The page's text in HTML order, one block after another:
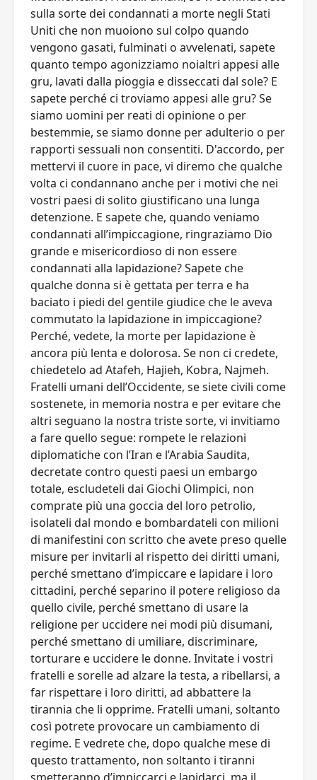
sulla sorte dei condannati a morte negli Stati
Uniti che non muoiono sul colpo quando
vengono gasati, fulminati o avvelenati, sapete
quanto tempo agonizziamo noialtri appesi alle
gru, lavati dalla pioggia e disseccati dal sole? E
sapete perché ci troviamo appesi alle gru? Se
siamo uomini per reati di opinione o per
bestemmie, se siamo donne per adulterio o per
rapporti sessuali non consentiti. D'accordo, per
mettervi il cuore in pace, vi diremo che qualche
volta ci condannano anche per i motivi che nei
vostri paesi di solito giustificano una lunga
detenzione. E sapete che, quando veniamo
condannati all’impiccagione, ringraziamo Dio
grande e misericordioso di non essere
condannati alla lapidazione? Sapete che
qualche donna si è gettata per terra e ha
baciato i piedi del gentile giudice che le aveva
commutato la lapidazione in impiccagione?
Perché, vedete, la morte per lapidazione è
ancora più lenta e dolorosa. Se non ci credete,
chiedetelo ad Atafeh, Hajieh, Kobra, Najmeh.
Fratelli umani dell’Occidente, se siete civili come
sostenete, in memoria nostra e per evitare che
altri seguano la nostra triste sorte, vi invitiamo
a fare quello segue: rompete le relazioni
diplomatiche con l’Iran e l’Arabia Saudita,
decretate contro questi paesi un embargo
totale, escludeteli dai Giochi Olimpici, non
comprate più una goccia del loro petrolio,
isolateli dal mondo e bombardateli con milioni
di manifestini con scritto che avete preso quelle
misure per invitarli al rispetto dei diritti umani,
perché smettano d’impiccare e lapidare i loro
cittadini, perché separino il potere religioso da
quello civile, perché smettano di usare la
religione per uccidere nei modi più disumani,
perché smettano di umiliare, discriminare,
torturare e uccidere le donne. Invitate i vostri
fratelli e sorelle ad alzare la testa, a ribellarsi, a
far rispettare i loro diritti, ad abbattere la
tirannia che li opprime. Fratelli umani, soltanto
così potrete provocare un cambiamento di
regime. E vedrete che, dopo qualche mese di
questo trattamento, non soltanto i tiranni